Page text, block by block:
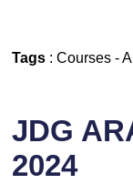
Tags: Courses-
JDG
2024